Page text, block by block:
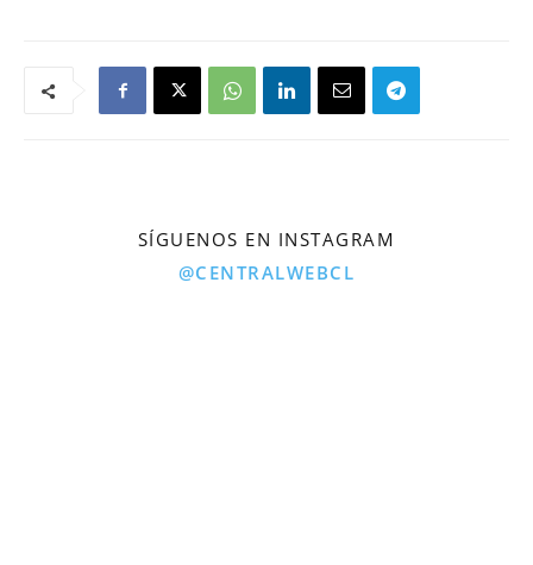
SÍGUENOS EN INSTAGRAM
@CENTRALWEBCL